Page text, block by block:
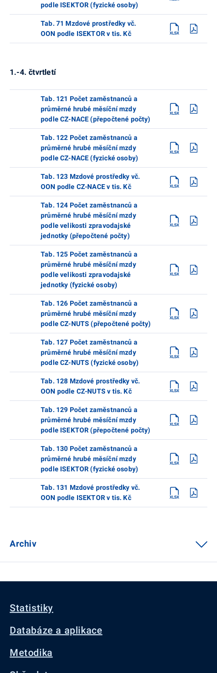
podle ISEKTOR (fyzické osoby)
Tab. 71 Mzdové prostředky vč.
OON podle ISEKTOR v tis. Kč
1.-4. čtvrtletí
Tab. 121 Počet zaměstnanců a
průměrné hrubé měsíční mzdy
podle CZ-NACE (přepočtené počty)
Tab. 122 Počet zaměstnanců a
průměrné hrubé měsíční mzdy
podle CZ-NACE (fyzické osoby)
Tab. 123 Mzdové prostředky vč.
OON podle CZ-NACE v tis. Kč
Tab. 124 Počet zaměstnanců a
průměrné hrubé měsíční mzdy
podle velikosti zpravodajské
jednotky (přepočtené počty)
Tab. 125 Počet zaměstnanců a
průměrné hrubé měsíční mzdy
podle velikosti zpravodajské
jednotky (fyzické osoby)
Tab. 126 Počet zaměstnanců a
průměrné hrubé měsíční mzdy
podle CZ-NUTS (přepočtené počty)
Tab. 127 Počet zaměstnanců a
průměrné hrubé měsíční mzdy
podle CZ-NUTS (fyzické osoby)
Tab. 128 Mzdové prostředky vč.
OON podle CZ-NUTS v tis. Kč
Tab. 129 Počet zaměstnanců a
průměrné hrubé měsíční mzdy
podle ISEKTOR (přepočtené počty)
Tab. 130 Počet zaměstnanců a
průměrné hrubé měsíční mzdy
podle ISEKTOR (fyzické osoby)
Tab. 131 Mzdové prostředky vč.
OON podle ISEKTOR v tis. Kč
Archiv
Statistiky
Databáze a aplikace
Metodika